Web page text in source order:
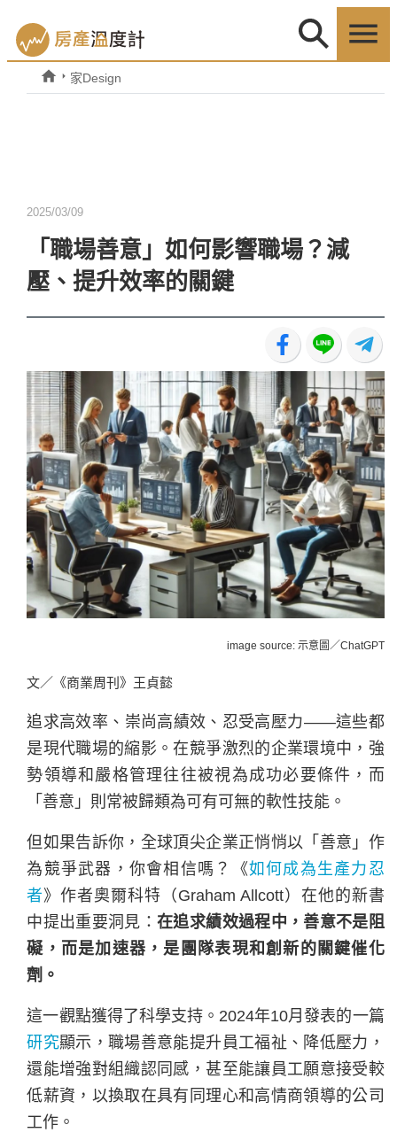
家Design
2025/03/09
「職場善意」如何影響職場？減
壓、提升效率的關鍵
image source: 示意圖／ChatGPT
文／《商業周刊》王貞懿
追求高效率、崇尚高績效、忍受高壓力——這些都
是現代職場的縮影。在競爭激烈的企業環境中，強
勢領導和嚴格管理往往被視為成功必要條件，而
「善意」則常被歸類為可有可無的軟性技能。
但如果告訴你，全球頂尖企業正悄悄以「善意」作
為競爭武器，你會相信嗎？《如何成為生產力忍
者》作者奧爾科特（Graham Allcott）在他的新書
中提出重要洞見：在追求績效過程中，善意不是阻
礙，而是加速器，是團隊表現和創新的關鍵催化
劑。
這一觀點獲得了科學支持。2024年10月發表的一篇
研究顯示，職場善意能提升員工福祉、降低壓力，
還能增強對組織認同感，甚至能讓員工願意接受較
低薪資，以換取在具有同理心和高情商領導的公司
工作。